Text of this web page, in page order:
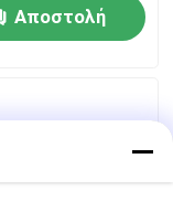
Αποστολή